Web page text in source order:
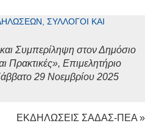
ΣΎΛΛΟΓΟΙ ΚΑΙ
Συμπερίληψη στον Δημόσιο
Πρακτικές», Επιμελητήριο
29 Νοεμβρίου 2025
ΕΚΔΗΛΩΣΕΙΣ ΣΑΔΑΣ-ΠΕΑ »